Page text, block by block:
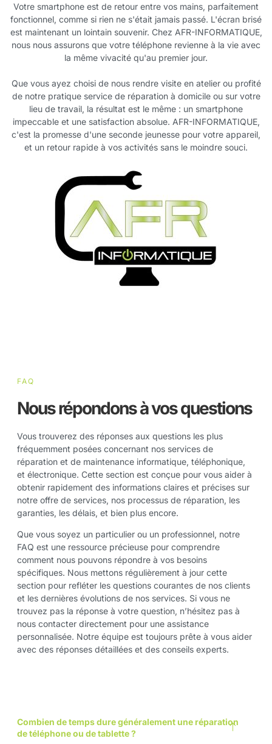
Votre smartphone est de retour entre vos mains, parfaitement
fonctionnel, comme si rien ne s'était jamais passé. L'écran brisé
est maintenant un lointain souvenir. Chez AFR-INFORMATIQUE,
nous nous assurons que votre téléphone revienne à la vie avec
la même vivacité qu'au premier jour.
Que vous ayez choisi de nous rendre visite en atelier ou profité
de notre pratique service de réparation à domicile ou sur votre
lieu de travail, la résultat est le même : un smartphone
impeccable et une satisfaction absolue. AFR-INFORMATIQUE,
c'est la promesse d'une seconde jeunesse pour votre appareil,
et un retour rapide à vos activités sans le moindre souci.
FAQ
Nous répondons à vos questions
Vous trouverez des réponses aux questions les plus
fréquemment posées concernant nos services de
réparation et de maintenance informatique, téléphonique,
et électronique. Cette section est conçue pour vous aider à
obtenir rapidement des informations claires et précises sur
notre offre de services, nos processus de réparation, les
garanties, les délais, et bien plus encore.
Que vous soyez un particulier ou un professionnel, notre
FAQ est une ressource précieuse pour comprendre
comment nous pouvons répondre à vos besoins
spécifiques. Nous mettons régulièrement à jour cette
section pour refléter les questions courantes de nos clients
et les dernières évolutions de nos services. Si vous ne
trouvez pas la réponse à votre question, n’hésitez pas à
nous contacter directement pour une assistance
personnalisée. Notre équipe est toujours prête à vous aider
avec des réponses détaillées et des conseils experts.
Combien de temps dure généralement une réparation
de téléphone ou de tablette ?